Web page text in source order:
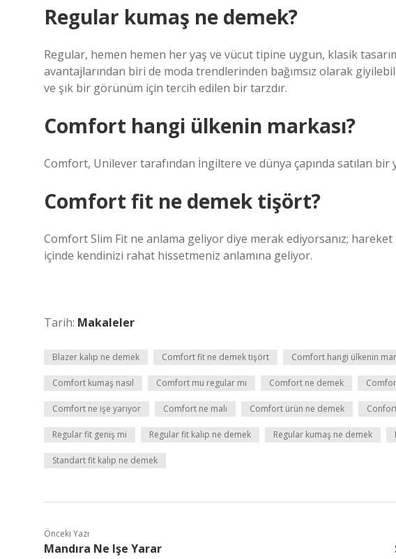
Regular kumaş ne demek?
Regular, hemen hemen her yaş ve vücut tipine uygun, klasik
avantajlarından biri de moda trendlerinden bağımsız olarak
ve şık bir görünüm için tercih edilen bir tarzdır.
Comfort hangi ülkenin markası?
Comfort, Unilever tarafından İngiltere ve dünya çapında satılan bir
Comfort fit ne demek tişört?
Comfort Slim Fit ne anlama geliyor diye merak ediyorsanız;
içinde kendinizi rahat hissetmeniz anlamına geliyor.
Tarih: Makaleler
Blazer kalıp ne demek Comfort fit ne demek tişört Comfort hangi ülkenin
Comfort kumaş nasıl Comfort mu regular mı Comfort ne demek
Comfort ne işe yarıyor Comfort ne malı Comfort ürün ne demek
Regular fit geniş mi Regular fit kalıp ne demek Regular kumaş ne demek
Standart fit kalıp ne demek
Önceki Yazı
Mandıra Ne Işe Yarar